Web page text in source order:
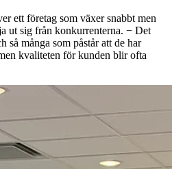
ett företag som växer snabbt men
ut sig från konkurrenterna. − Det
så många som påstår att de har
kvaliteten för kunden blir ofta